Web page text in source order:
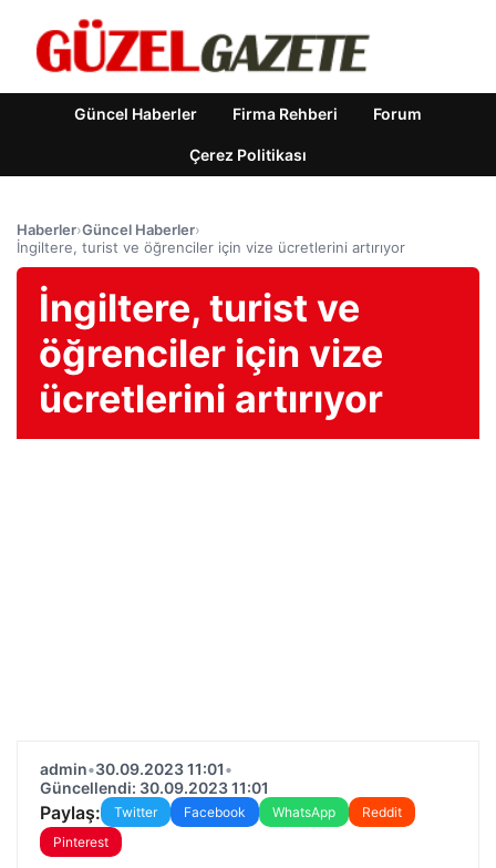
Güncel Haberler Firma Rehberi Forum
Çerez Politikası
Haberler›Güncel Haberler›
İngiltere, turist ve öğrenciler için vize ücretlerini artırıyor
İngiltere, turist ve
öğrenciler için vize
ücretlerini artırıyor
admin•30.09.2023 11:01•
Güncellendi: 30.09.2023 11:01
Paylaş: Twitter Facebook WhatsApp
Reddit
Pinterest